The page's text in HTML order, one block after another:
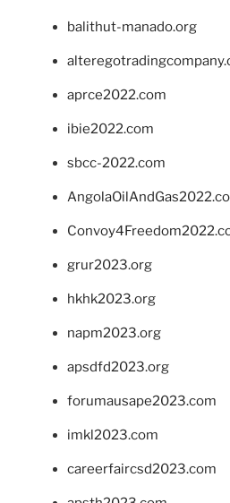
balithut-manado.org
aprce2022.com
ibie2022.com
sbcc-2022.com
grur2023.org
hkhk2023.org
napm2023.org
apsdfd2023.org
forumausape2023.com
imkl2023.com
careerfaircsd2023.com